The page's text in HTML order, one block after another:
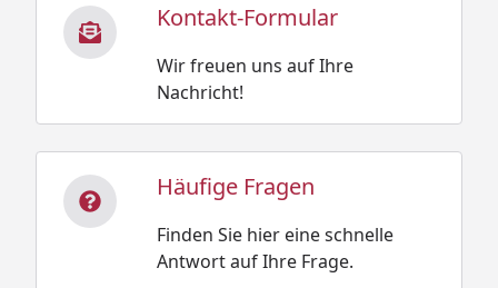
Kontakt-Formular
Wir freuen uns auf Ihre
Nachricht!
Häufige Fragen
Finden Sie hier eine schnelle
Antwort auf Ihre Frage.